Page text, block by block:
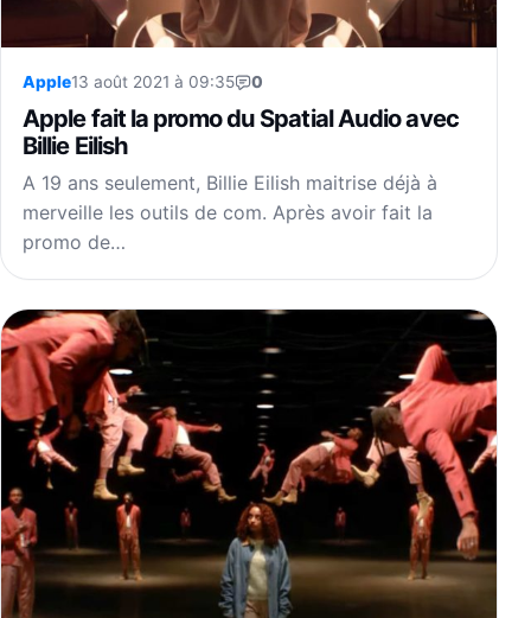
Apple13 août 2021 à 09:35 0
Apple fait la promo du Spatial Audio avec
Billie Eilish
A 19 ans seulement, Billie Eilish maitrise déjà à
merveille les outils de com. Après avoir fait la
promo de…